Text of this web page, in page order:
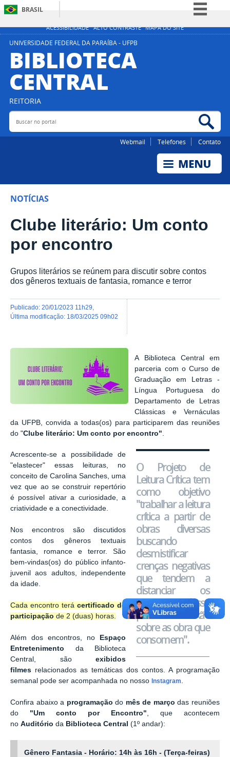
ACESSIBILIDADE ALTO CONTRASTE MAPA DO SITE
BRASIL
Simplifique!
UNIVERSIDADE FEDERAL DA PARAÍBA - UFPB
BIBLIOTECA
CENTRAL
REITORIA
Buscar no portal
Webmail Telefones Contato
NOTÍCIAS
Clube literário: Um conto
por encontro
Grupos literários se reúnem para discutir sobre contos
dos gêneros textuais de fantasia, romance e terror
publicado: 20/01/2023 11h29
última modificação: 18/03/2025 09h02
A Biblioteca Central em
parceria com o Curso de
Graduação em Letras -
Língua Portuguesa do
Departamento de Letras
Clássicas e Vernáculas
da UFPB, convida a todas(os) para participarem das reuniões
do "Clube literário: Um conto por encontro"
O Projeto de
Leitura Crítica tem
como objetivo
"trabalhar a leitura
crítica a partir de
obras diversas
buscando
desmistificar
crenças negativas
que tendem a
distanciar os
leitores dessa
possível reflexão
sobre as obra que
consomem".
Acrescente-se a possibilidade de
"elastecer" essas leituras, no
conceito de Carolina Sanches, uma
vez que ao se construir repertório
é possível ativar a curiosidade, a
criatividade e a conectividade.
Nos encontros são discutidos
contos dos gêneros textuais
fantasia, romance e terror. São
bem-vindas(os) do público infanto-
juvenil aos adultos, independente
da idade.
Cada encontro terácertificado de
participação de 2 (duas) horas.
Além dos encontros, no Espaço
Entretenimento da Biblioteca
Central, sãoexibidos
filmes relacionados as temáticas dos contos. A programação
semanal pode ser acompanhada no nosso Instagram
Confira abaixo a programação do mês de marçodas reuniões
do "Um conto por Encontro", que acontecem
no Auditório da Biblioteca Central (1º andar):
Gênero Fantasia - Horário: 14h às 16h - (Terça-feiras)